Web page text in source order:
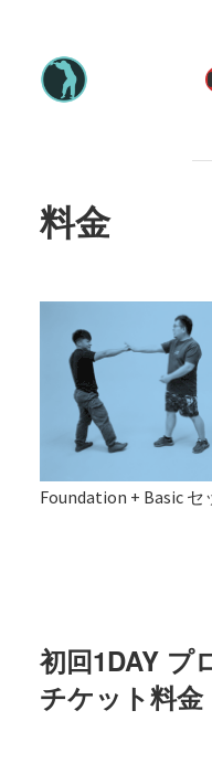
料金
Foundation + Basic セ
初回1DAY プ
チケット料金